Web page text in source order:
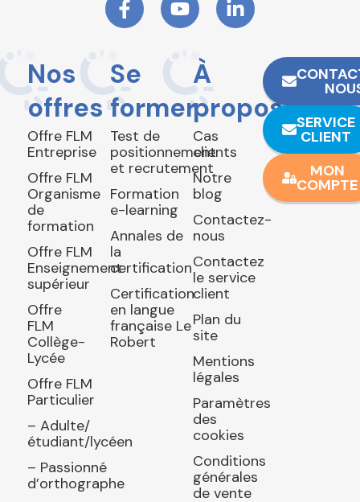
Nos
offres
Offre FLM
Entreprise
Offre FLM
Organisme
de
formation
Offre FLM
Enseignement
supérieur
Offre
FLM
Collège-
Lycée
Offre FLM
Particulier
– Adulte/
étudiant/lycéen
– Passionné
d’orthographe
Se
former
Test de
positionnement
et recrutement
Formation
e-learning
Annales de
la
certification
Certification
en langue
française Le
Robert
À
propos
Cas
clients
Notre
blog
Contactez-
nous
Contactez
le service
client
Plan du
site
Mentions
légales
Paramètres
des
cookies
Conditions
générales
de vente
SERVICE
CLIENT
MON
COMPTE